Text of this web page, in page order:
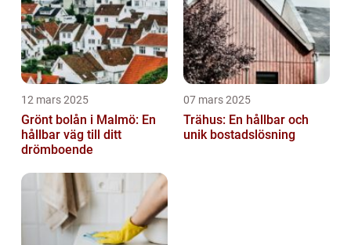
12 mars 2025
Grönt bolån i Malmö: En
hållbar väg till ditt
drömboende
07 mars 2025
Trähus: En hållbar och
unik bostadslösning